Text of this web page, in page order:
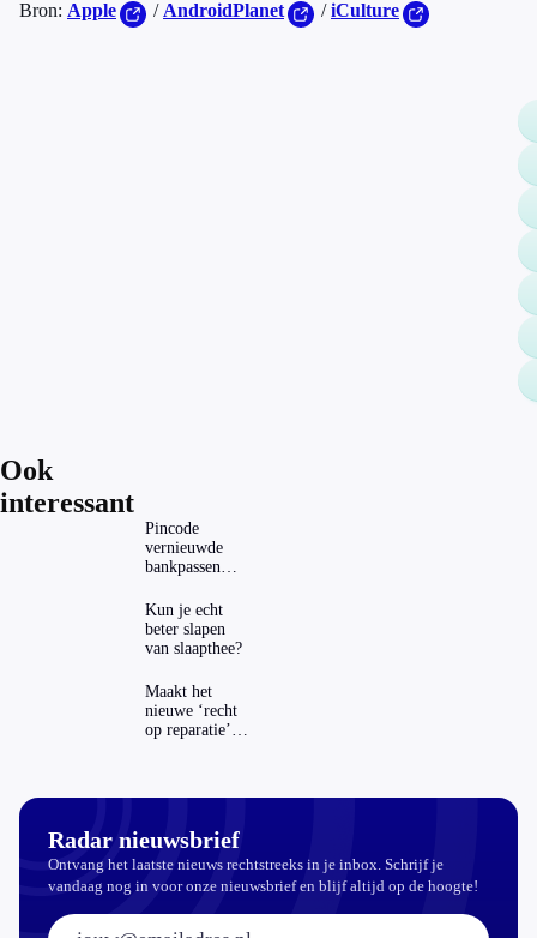
Bron: Apple / AndroidPlanet /iCulture
Ook
interessant
Pincode
vernieuwde
bankpassen
ING-app: is dat
wel veilig?
Kun je echt
beter slapen
van slaapthee?
Maakt het
nieuwe ‘recht
op reparatie’
Radar nieuwsbrief
Ontvang het laatste nieuws rechtstreeks in je inbox. Schrijf je
vandaag nog in voor onze nieuwsbrief en blijf altijd op de hoogte!
E-mailadres: